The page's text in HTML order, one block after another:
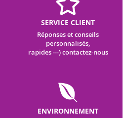
SERVICE CLIENT
Réponses et conseils
personnalisés,
rapides ---) contactez-nous
ENVIRONNEMENT